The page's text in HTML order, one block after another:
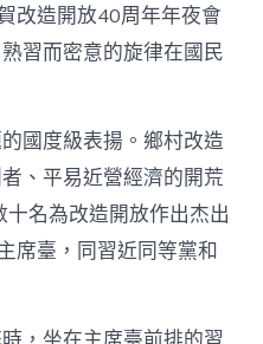
改造開放40周年年夜會
習而密意的旋律在國民
國度級表揚。鄉村改造
、平易近營經濟的開荒
名為改造開放作出杰出
席臺，同習近同等黨和